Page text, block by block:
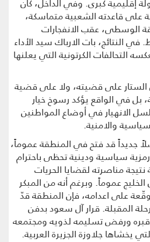
إقليمية كبرى. وفي الداخل، كان
على قاعدته الشعبية متماسكة،
الوسطى، عقب الانفجارات
النتائج، بات الارباك سيد الأداء
التحالفات الكرتونية التي يعلنها
الستار على قضيته، ولا على قضية
في الواقع يؤكد رسوخ خيار
الانهيار في أوضاع المواطنين
والامنية.
جديداً قد فتح في المنطقة عموماً،
سياسية ودينية تحظى باحترام
مناصرته لقضايا الحريات
عموماً. وبرغم أنه من المبكر
على اعدامه، فإن المنطقة قدّ
المقبلة. قرار آل سعود بدفن
قبره ورفض تسليمه لذويه ومجتمعه
يخشاها جلاوزة الجزيرة العربية.